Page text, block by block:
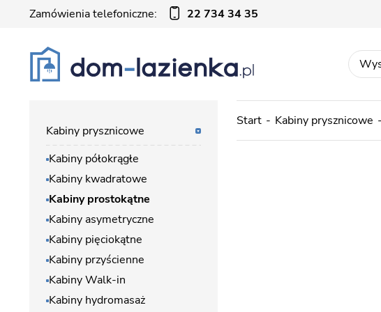
Zamówienia telefoniczne: 22 734 34 35
Start Kabiny prysznicowe
Kabiny prysznicowe
Kabiny półokrągłe
Kabiny kwadratowe
Kabiny prostokątne
Kabiny asymetryczne
Kabiny pięciokątne
Kabiny przyścienne
Kabiny Walk-in
Kabiny hydromasaż